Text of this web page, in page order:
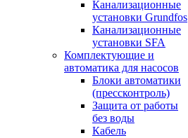
Канализационные
установки Grundfos
Канализационные
установки SFA
Комплектующие и
автоматика для насосов
Блоки автоматики
(прессконтроль)
Защита от работы
без воды
Кабель